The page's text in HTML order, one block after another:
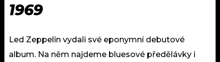
1969
Led Zeppelin vydali své eponymní debutové
album. Na něm najdeme bluesové předělávky i